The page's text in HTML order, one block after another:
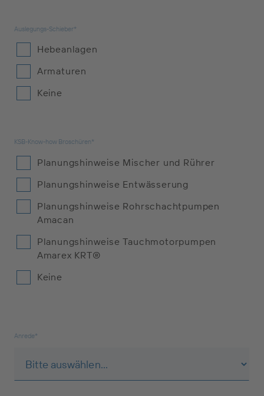
Auslegungs-Schieber*
Hebeanlagen
Armaturen
Keine
KSB-Know-how Broschüren*
Planungshinweise Mischer und Rührer
Planungshinweise Entwässerung
Planungshinweise Rohrschachtpumpen
Amacan
Planungshinweise Tauchmotorpumpen
Amarex KRT®
Keine
Anrede*